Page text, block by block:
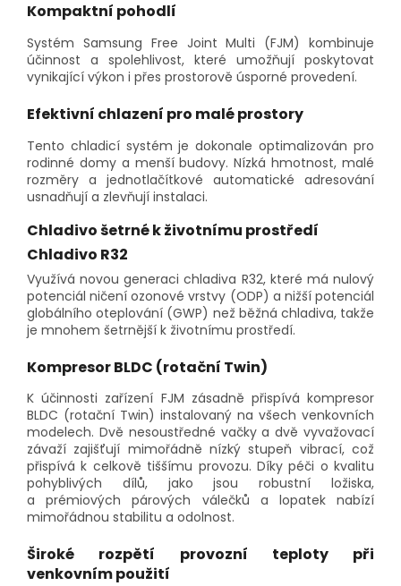
Kompaktní pohodlí
Systém Samsung Free Joint Multi (FJM) kombinuje
účinnost a spolehlivost, které umožňují poskytovat
vynikající výkon i přes prostorově úsporné provedení.
Efektivní chlazení pro malé prostory
Tento chladicí systém je dokonale optimalizován pro
rodinné domy a menší budovy. Nízká hmotnost, malé
rozměry a jednotlačítkové automatické adresování
usnadňují a zlevňují instalaci.
Chladivo šetrné k životnímu prostředí
Chladivo R32
Využívá novou generaci chladiva R32, které má nulový
potenciál ničení ozonové vrstvy (ODP) a nižší potenciál
globálního oteplování (GWP) než běžná chladiva, takže
je mnohem šetrnější k životnímu prostředí.
Kompresor BLDC (rotační Twin)
K účinnosti zařízení FJM zásadně přispívá kompresor
BLDC (rotační Twin) instalovaný na všech venkovních
modelech. Dvě nesoustředné vačky a dvě vyvažovací
závaží zajišťují mimořádně nízký stupeň vibrací, což
přispívá k celkově tiššímu provozu. Díky péči o kvalitu
pohyblivých dílů, jako jsou robustní ložiska,
a prémiových párových válečků a lopatek nabízí
mimořádnou stabilitu a odolnost.
Široké rozpětí provozní teploty při
venkovním použití